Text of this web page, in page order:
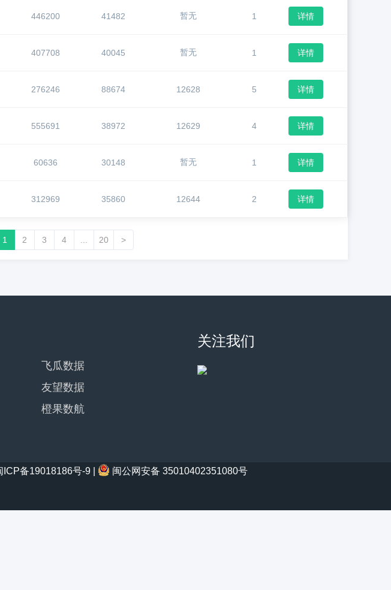
446200 41482 暂无 1 详情
407708 40045 暂无 1 详情
276246 88674 12628 5 详情
555691 38972 12629 4 详情
60636 30148 暂无 1 详情
312969 35860 12644 2 详情
1 2 3 4 20 >
飞瓜数据
友望数据
橙果数航
关注我们
ICP备19018186号-9 闽公网安备 35010402351080号